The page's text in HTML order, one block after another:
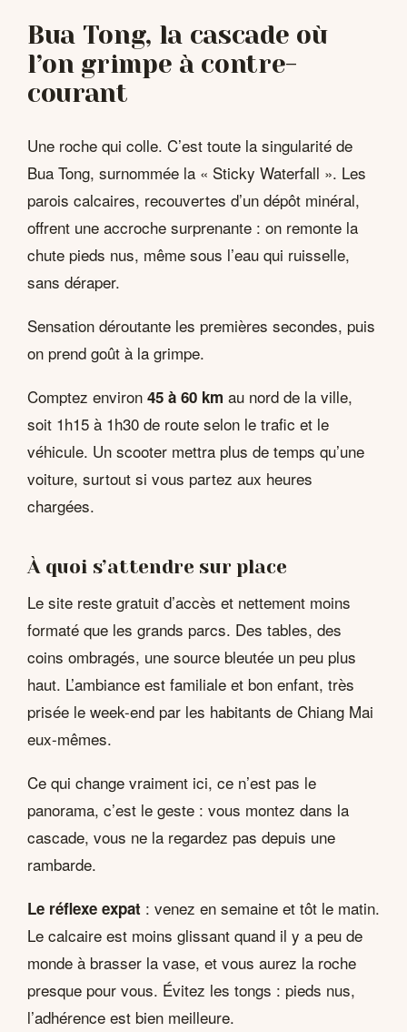
Bua Tong, la cascade où
l’on grimpe à contre-
courant
Une roche qui colle. C’est toute la singularité de
Bua Tong, surnommée la « Sticky Waterfall ». Les
parois calcaires, recouvertes d’un dépôt minéral,
offrent une accroche surprenante : on remonte la
chute pieds nus, même sous l’eau qui ruisselle,
sans déraper.
Sensation déroutante les premières secondes, puis
on prend goût à la grimpe.
Comptez environ 45 à 60 km au nord de la ville,
soit 1h15 à 1h30 de route selon le trafic et le
véhicule. Un scooter mettra plus de temps qu’une
voiture, surtout si vous partez aux heures
chargées.
À quoi s’attendre sur place
Le site reste gratuit d’accès et nettement moins
formaté que les grands parcs. Des tables, des
coins ombragés, une source bleutée un peu plus
haut. L’ambiance est familiale et bon enfant, très
prisée le week-end par les habitants de Chiang Mai
eux-mêmes.
Ce qui change vraiment ici, ce n’est pas le
panorama, c’est le geste : vous montez dans la
cascade, vous ne la regardez pas depuis une
rambarde.
Le réflexe expat : venez en semaine et tôt le matin.
Le calcaire est moins glissant quand il y a peu de
monde à brasser la vase, et vous aurez la roche
presque pour vous. Évitez les tongs : pieds nus,
l’adhérence est bien meilleure.